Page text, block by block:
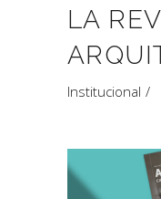
LA
Institucional